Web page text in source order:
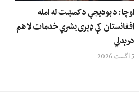
اوچا: د بودیجې د کمښت له امله
افغانستان کې ډېری بشري خدمات لا هم
درېدلي
5 اگست 2026